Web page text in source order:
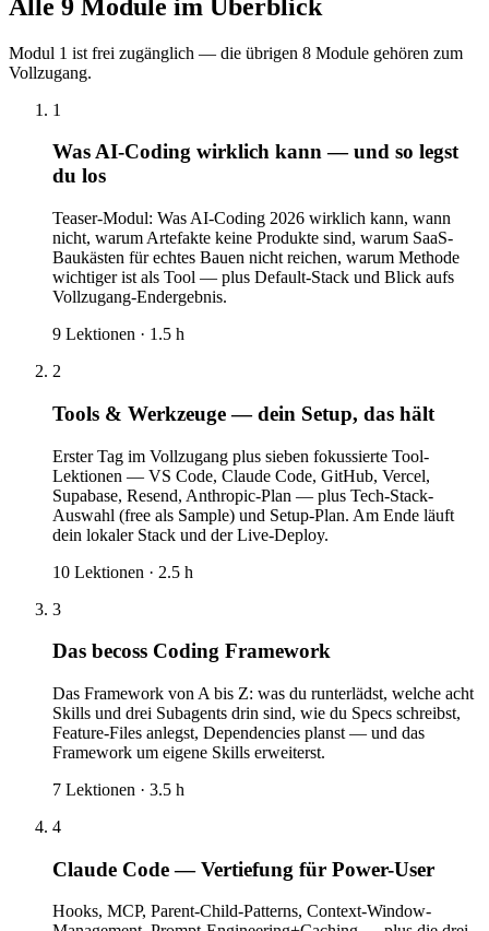
Alle 9 Module im Überblick
Modul 1 ist frei zugänglich — die übrigen 8 Module gehören zum
Vollzugang.
1
Was AI-Coding wirklich kann — und so legst
du los
Teaser-Modul: Was AI-Coding 2026 wirklich kann, wann
nicht, warum Artefakte keine Produkte sind, warum SaaS-
Baukästen für echtes Bauen nicht reichen, warum Methode
wichtiger ist als Tool — plus Default-Stack und Blick aufs
Vollzugang-Endergebnis.
9 Lektionen · 1.5 h
2
Tools & Werkzeuge — dein Setup, das hält
Erster Tag im Vollzugang plus sieben fokussierte Tool-
Lektionen — VS Code, Claude Code, GitHub, Vercel,
Supabase, Resend, Anthropic-Plan — plus Tech-Stack-
Auswahl (free als Sample) und Setup-Plan. Am Ende läuft
dein lokaler Stack und der Live-Deploy.
10 Lektionen · 2.5 h
3
Das becoss Coding Framework
Das Framework von A bis Z: was du runterlädst, welche acht
Skills und drei Subagents drin sind, wie du Specs schreibst,
Feature-Files anlegst, Dependencies planst — und das
Framework um eigene Skills erweiterst.
7 Lektionen · 3.5 h
4
Claude Code — Vertiefung für Power-User
Hooks, MCP, Parent-Child-Patterns, Context-Window-